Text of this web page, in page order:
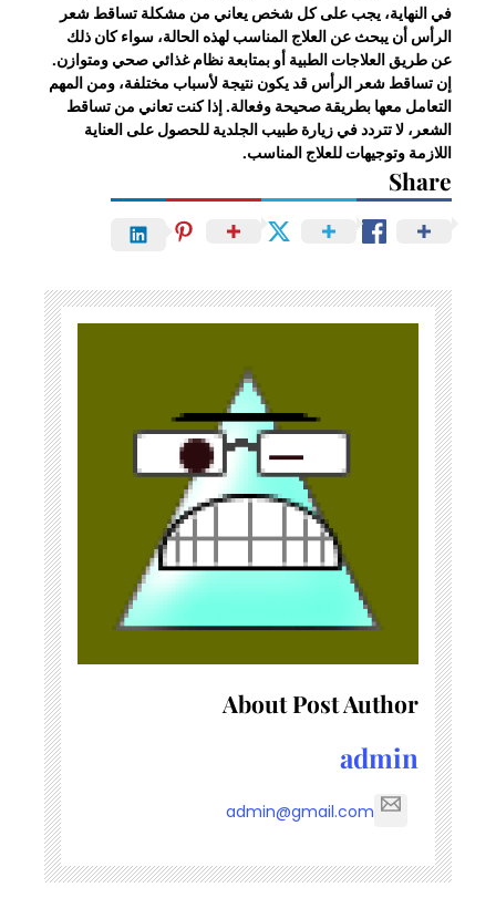
في النهاية، يجب على كل شخص يعاني من مشكلة تساقط شعر
الرأس أن يبحث عن العلاج المناسب لهذه الحالة، سواء كان ذلك
عن طريق العلاجات الطبية أو بمتابعة نظام غذائي صحي ومتوازن.
إن تساقط شعر الرأس قد يكون نتيجة لأسباب مختلفة، ومن المهم
التعامل معها بطريقة صحيحة وفعالة. إذا كنت تعاني من تساقط
الشعر، لا تتردد في زيارة طبيب الجلدية للحصول على العناية
اللازمة وتوجيهات للعلاج المناسب.
Share
About Post Author
admin
admin@gmail.com